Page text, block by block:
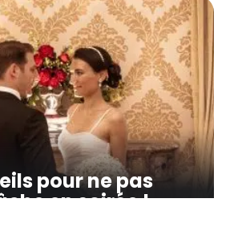
pour ne pas
en soirée !